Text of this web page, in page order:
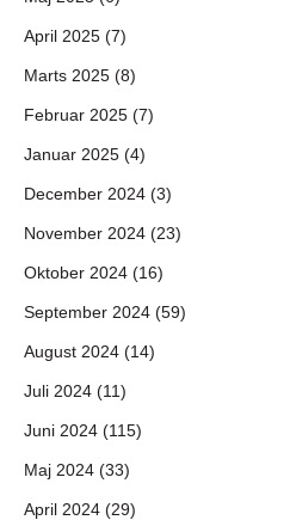
April 2025 (7)
Marts 2025 (8)
Februar 2025 (7)
Januar 2025 (4)
December 2024 (3)
November 2024 (23)
Oktober 2024 (16)
September 2024 (59)
August 2024 (14)
Juli 2024 (11)
Juni 2024 (115)
Maj 2024 (33)
April 2024 (29)